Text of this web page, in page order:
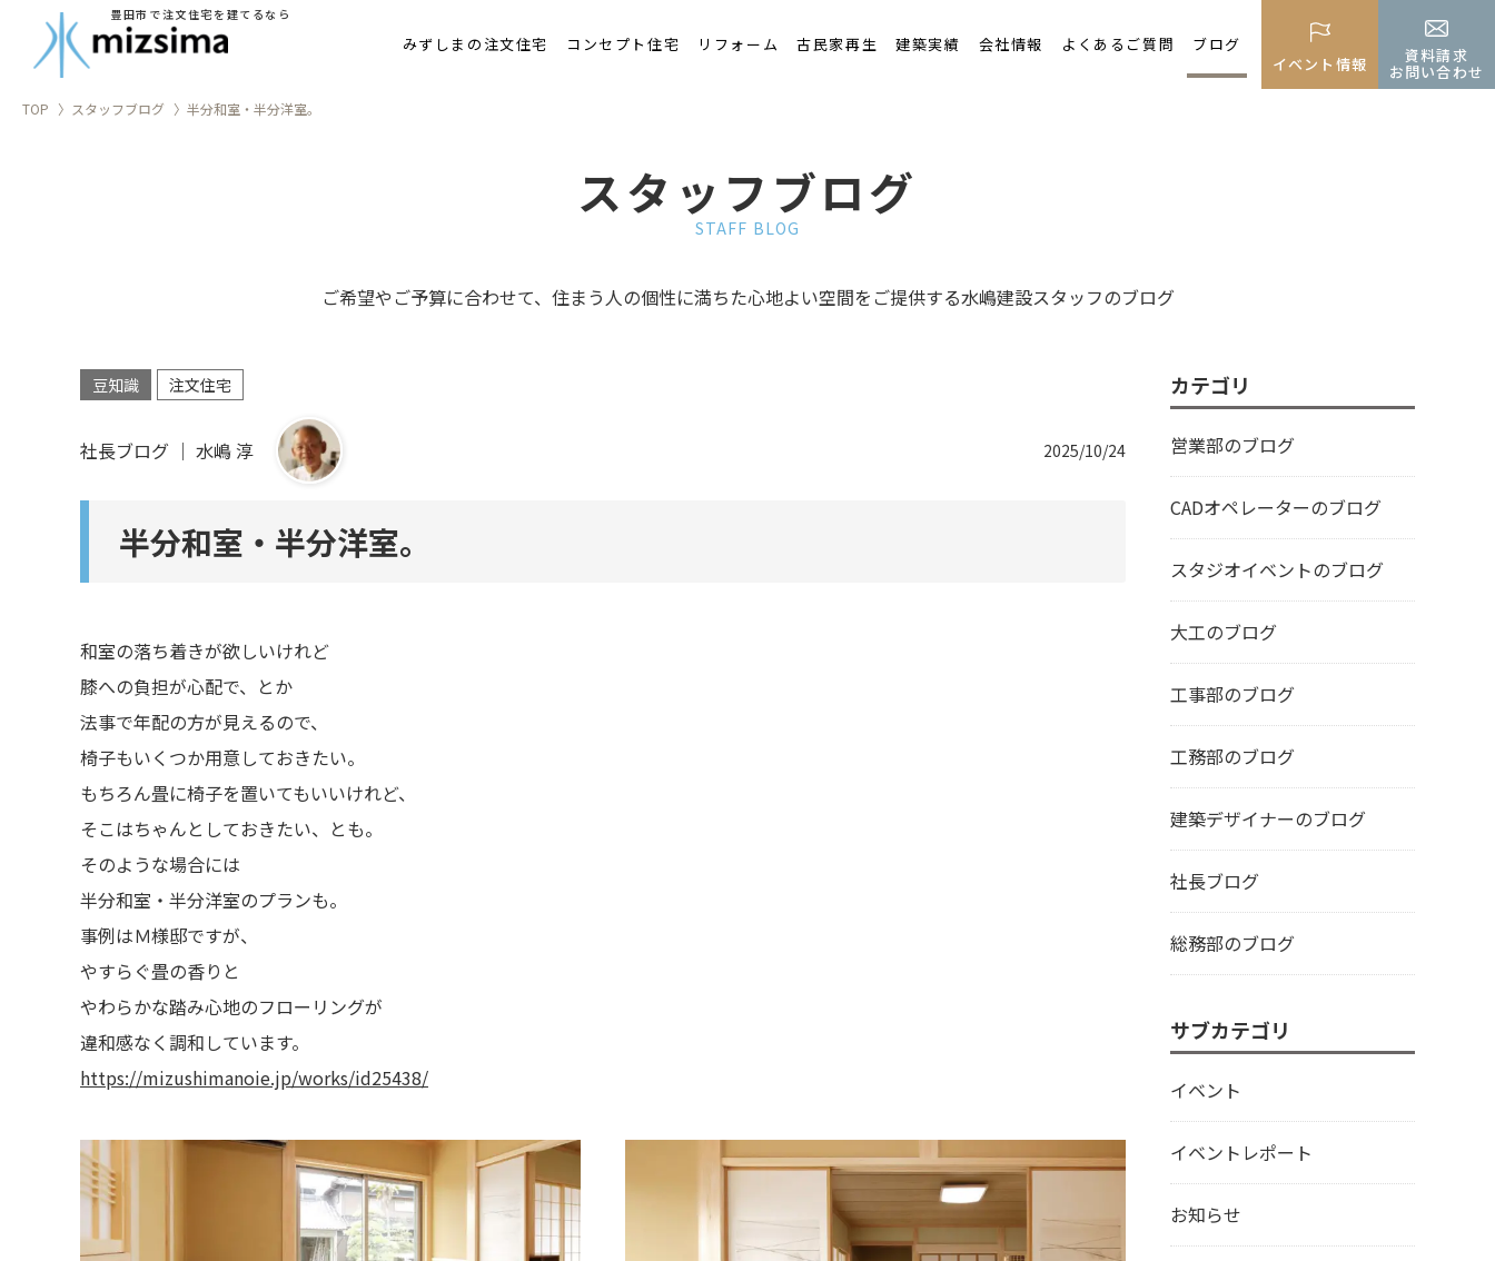
豊田市で注文住宅を建てるなら
みずしまの注文住宅
家づくりの流れコンセプト住宅 リフォーム 古民家再生 建築実績 会社情報 よくあるご質問
ブログ
イベント情報
資料請求
お問い合わせ
TOP スタッフブログ 半分和室・半分洋室。
スタッフブログ
STAFF BLOG
ご希望やご予算に合わせて、住まう人の個性に満ちた心地よい空間をご提供する水嶋建設スタッフのブログ
豆知識 注文住宅
社長ブログ ｜ 水嶋 淳 2025/10/24
半分和室・半分洋室。
和室の落ち着きが欲しいけれど
膝への負担が心配で、とか
法事で年配の方が見えるので、
椅子もいくつか用意しておきたい。
もちろん畳に椅子を置いてもいいけれど、
そこはちゃんとしておきたい、とも。
そのような場合には
半分和室・半分洋室のプランも。
事例はＭ様邸ですが、
やすらぐ畳の香りと
やわらかな踏み心地のフローリングが
違和感なく調和しています。
https://mizushimanoie.jp/works/id25438/
カテゴリ
営業部のブログ
CADオペレーターのブログ
スタジオイベントのブログ
大工のブログ
工事部のブログ
工務部のブログ
建築デザイナーのブログ
社長ブログ
総務部のブログ
サブカテゴリ
イベント
イベントレポート
お知らせ